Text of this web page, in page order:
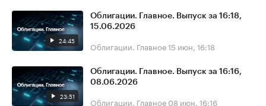
24:45
Облигации. Главное. Выпуск за 16:18,
15.06.2026
Облигации. Главное15 июн, 16:18
23:51
Облигации. Главное. Выпуск за 16:16,
08.06.2026
Облигации. Главное 08 июн, 16:16